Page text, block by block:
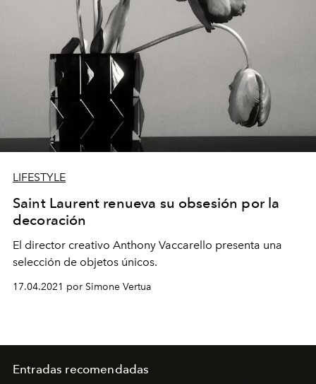
LIFESTYLE
Saint Laurent renueva su obsesión por la
decoración
El director creativo Anthony Vaccarello presenta una
selección de objetos únicos.
17.04.2021 por Simone Vertua
Entradas recomendadas